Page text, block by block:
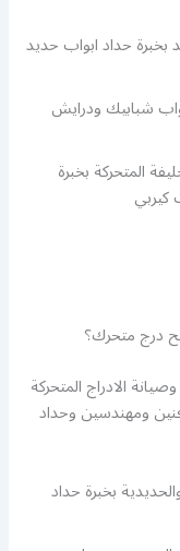
حداد ابواب حديد
شبابيك ودرايش
المتحركة بخبرة
درج متحرك؟
الادراج المتحركة
ومهندسين وحداد
بخبرة حداد